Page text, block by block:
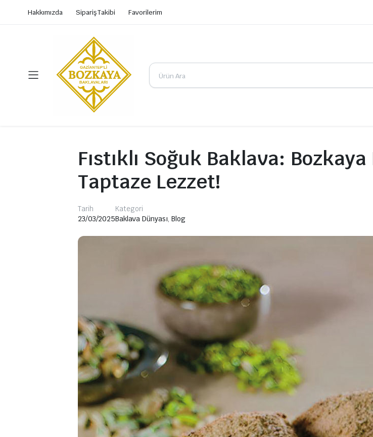
Hakkımızda Sipariş Takibi Favorilerim
Fıstıklı Soğuk Baklava:
Taptaze Lezzet!
Tarih
23/03/2025
Kategori
Baklava Dünyası, Blog